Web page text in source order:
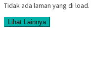
Tidak ada laman yang di load.
Lihat Lainnya